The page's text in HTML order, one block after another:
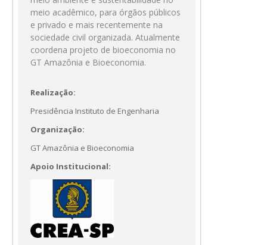
meio acadêmico, para órgãos públicos
e privado e mais recentemente na
sociedade civil organizada. Atualmente
coordena projeto de bioeconomia no
GT Amazônia e Bioeconomia.
Realização:
Presidência Instituto de Engenharia
Organização:
GT Amazônia e Bioeconomia
Apoio Institucional: